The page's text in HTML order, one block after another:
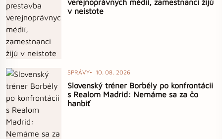
verejnoprávnych médií, zamestnanci žijú
v neistote
SPRÁVY 10. 08. 2026
Slovenský tréner Borbély po konfrontácii
s Realom Madrid: Nemáme sa za čo
hanbiť